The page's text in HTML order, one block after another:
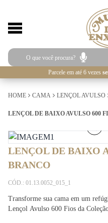
Parcele em até 6 vezes
HOME CAMA LENÇOL AVULSO
LENÇOL DE BAIXO AVULSO 600
LENÇOL DE BAIXO
BRANCO
CÓD.: 01.13.0052_015_1
Transforme sua cama em um
Lençol Avulso 600 Fios da